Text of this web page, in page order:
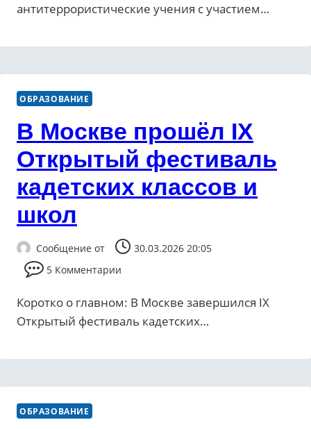
антитеррористические учения с участием…
ОБРАЗОВАНИЕ
В Москве прошёл IX
Открытый фестиваль
кадетских классов и
школ
Сообщение от
30.03.2026 20:05
5 Комментарии
Коротко о главном: В Москве завершился IX
Открытый фестиваль кадетских…
ОБРАЗОВАНИЕ